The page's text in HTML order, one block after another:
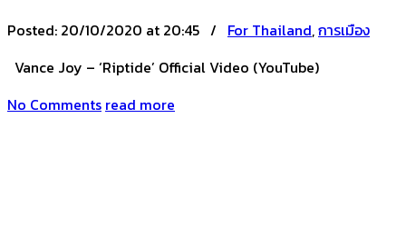
Posted: 20/10/2020 at 20:45 / For Thailand,การเมือง
Vance Joy – ‘Riptide’ Official Video (YouTube)
No Comments read more